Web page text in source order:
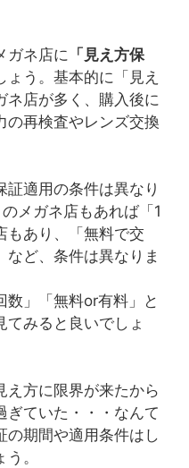
ガネ店に 「見え方保
う。基本的に「見え
ネ店が多く、購入後に
の再検査やレンズ交換
適用の条件は異なり
メガネ店もあれば「1
もあり、「無料で交
ど、条件は異なりま
数」「無料or有料」と
てみると良いでしょ
え方に限界が来たから
ぎていた・・・なんて
の期間や適用条件はし
。